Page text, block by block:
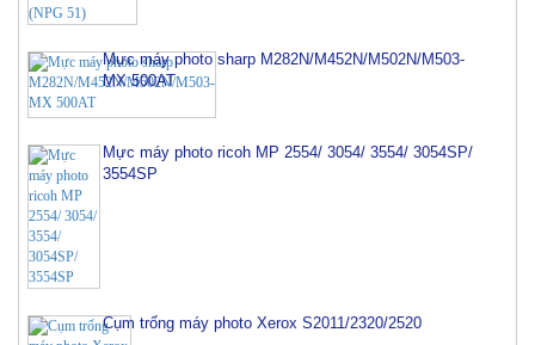
MX 500AT
3554SP